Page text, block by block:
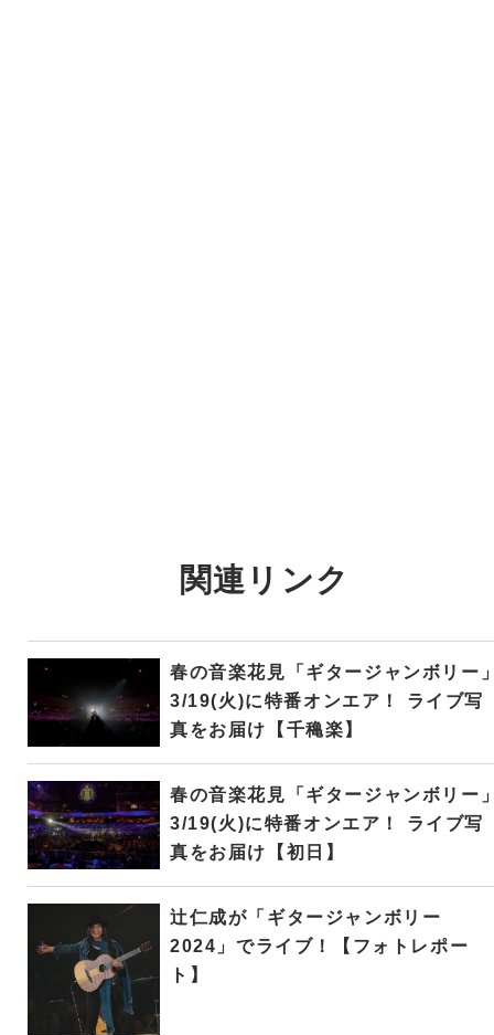
関連リンク
春の音楽花見「ギタージャンボリー
3/19(火)に特番オンエア！ ライブ写
真をお届け【千穐楽】
春の音楽花見「ギタージャンボリー
3/19(火)に特番オンエア！ ライブ写
真をお届け【初日】
辻仁成が「ギタージャンボリー
2024」でライブ！【フォトレポー
ト】